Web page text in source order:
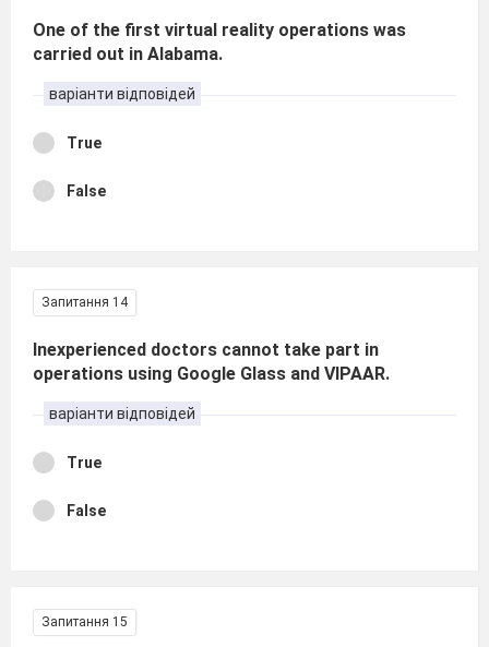
One of the first virtual reality operations was
carried out in Alabama.
варіанти відповідей
True
False
Запитання 14
Inexperienced doctors cannot take part in
operations using Google Glass and VIPAAR.
варіанти відповідей
True
False
Запитання 15